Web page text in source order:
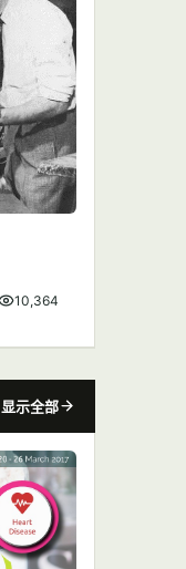
10,364
显示全部